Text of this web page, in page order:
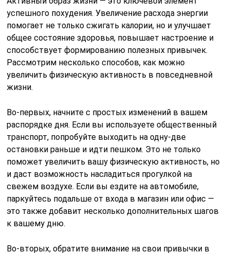
успешного похудения. Увеличение расхода энергии
помогает не только сжигать калории, но и улучшает
общее состояние здоровья, повышает настроение и
способствует формированию полезных привычек.
Рассмотрим несколько способов, как можно
увеличить физическую активность в повседневной
жизни.
Во-первых, начните с простых изменений в вашем
распорядке дня. Если вы используете общественный
транспорт, попробуйте выходить на одну-две
остановки раньше и идти пешком. Это не только
поможет увеличить вашу физическую активность, но
и даст возможность насладиться прогулкой на
свежем воздухе. Если вы ездите на автомобиле,
паркуйтесь подальше от входа в магазин или офис —
это также добавит несколько дополнительных шагов
к вашему дню.
Во-вторых, обратите внимание на свои привычки в